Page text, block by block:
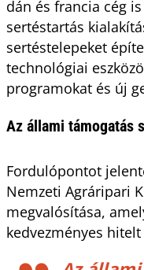
dán és francia cég
sertéstartás
sertéstelepeket
technológiai
programokat és új
Az állami támogatás
Fordulópontot
Nemzeti Agráripari
megvalósítása,
kedvezményes